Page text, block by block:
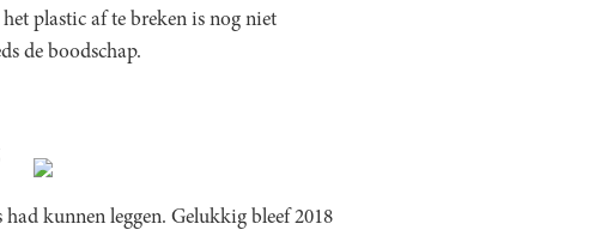
plastic af te breken is nog niet
de boodschap.
had kunnen leggen. Gelukkig bleef 2018